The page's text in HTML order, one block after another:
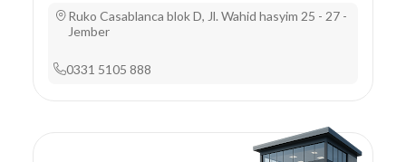
Ruko Casablanca blok D, Jl. Wahid hasyim 25 - 27 -
Jember
0331 5105 888